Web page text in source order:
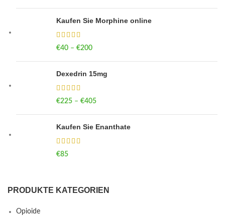
Kaufen Sie Morphine online
€40 – €200
Dexedrin 15mg
€225 – €405
Kaufen Sie Enanthate
€85
PRODUKTE KATEGORIEN
Opioide